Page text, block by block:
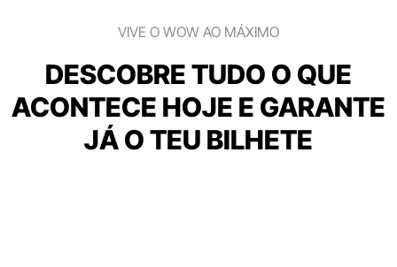
VIVE O WOW AO MÁXIMO
DESCOBRE TUDO O QUE
ACONTECE HOJE E GARANTE
JÁ O TEU BILHETE